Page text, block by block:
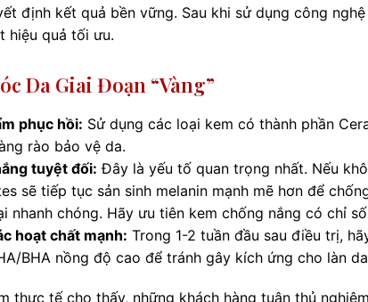
định kết quả bền vững. Sau khi sử dụng công
hiệu quả tối ưu.
Da Giai Đoạn “vàng”
phục hồi: Sử dụng các loại kem có thành phần
rào bảo vệ da.
tuyệt đối: Đây là yếu tố quan trọng nhất. Nếu
sẽ tiếp tục sản sinh melanin mạnh mẽ hơn để
nhanh chóng. Hãy ưu tiên kem chống nắng có chỉ
hoạt chất mạnh: Trong 1-2 tuần đầu sau điều trị,
BHA nồng độ cao để tránh gây kích ứng cho làn
thực tế cho thấy, những khách hàng tuân thủ